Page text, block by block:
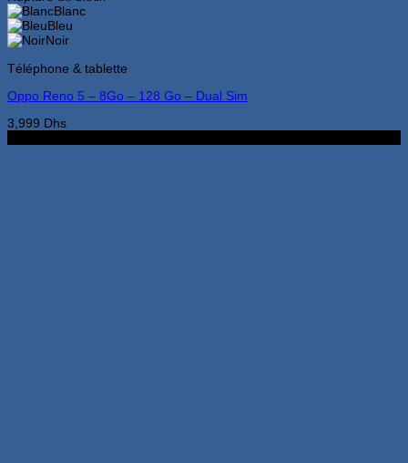
a
plusieurs
variations.
options
être
sur
Blanc
Bleu
Noir
Téléphone & tablette
Oppo Reno 5 – 8Go – 128 Go – Dual Sim
3,999 Dhs